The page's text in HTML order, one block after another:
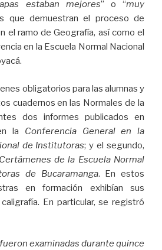
estaban mejores” o “muy
que demuestran el proceso de
el ramo de Geografía, así como el
en la Escuela Normal Nacional
obligatorios para las alumnas y
cuadernos en las Normales de la
dos informes publicados en
la Conferencia General en la
de Institutoras; y el segundo,
de la Escuela Normal
de Bucaramanga. En estos
en formación exhibían sus
En particular, se registró
examinadas durante quince